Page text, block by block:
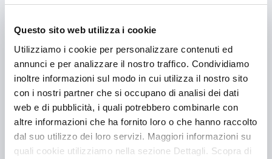
Questo sito web utilizza i cookie
Utilizziamo i cookie per personalizzare contenuti ed
annunci e per analizzare il nostro traffico. Condividiamo
inoltre informazioni sul modo in cui utilizza il nostro sito
con i nostri partner che si occupano di analisi dei dati
web e di pubblicità, i quali potrebbero combinarle con
altre informazioni che ha fornito loro o che hanno raccolto
dal suo utilizzo dei loro servizi. Maggiori informazioni su
quali cookie utilizziamo nella sezione Dettagli. Scopra di
Visualizza il set
informativo